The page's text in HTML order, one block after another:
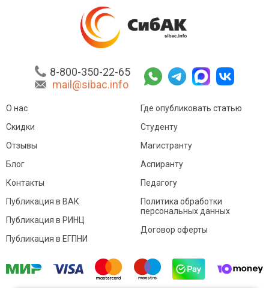
8-800-350-22-65
mail@sibac.info
О нас
Скидки
Отзывы
Блог
Контакты
Где опубликовать статью
Студенту
Магистранту
Аспиранту
Педагогу
Публикация в ВАК
Публикация в РИНЦ
Публикация в ЕГПНИ
Политика обработки
персональных данных
Договор оферты